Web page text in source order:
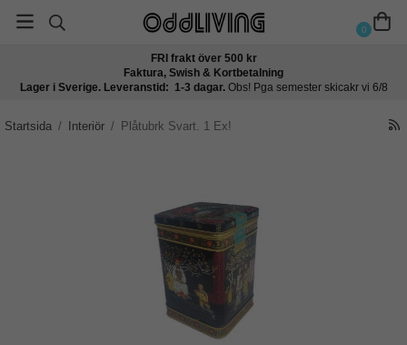
0
FRI frakt över 500 kr
Faktura, Swish & Kortbetalning
Lager i Sverige. Leveranstid: 1-3 dagar. Obs! Pga semester skicakr vi 6/8
Startsida / Interiör / Plåtubrk Svart. 1 Ex!